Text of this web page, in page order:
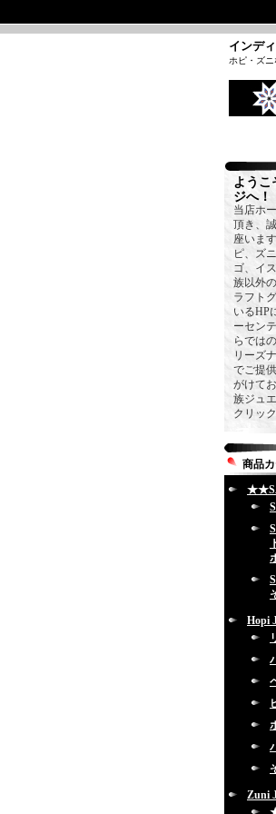
インデ
ホピ・ズ
ようこ
ジへ！
当店ホ
頂き、
座いま
ピ、ズ
ゴ、イ
族以外
ラフト
いるHP
ーセン
らでは
リーズ
でご提
がけて
族ジュ
クリッ
商品
Hopi
Zuni